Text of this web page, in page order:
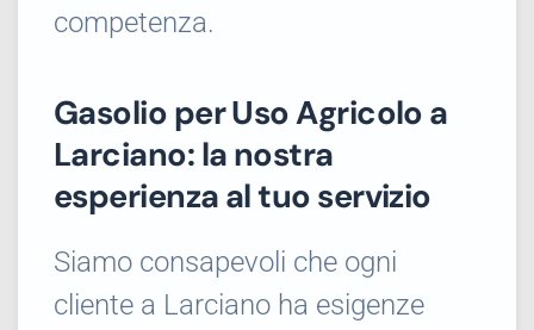
competenza.
Gasolio per Uso Agricolo a
Larciano: la nostra
esperienza al tuo servizio
Siamo consapevoli che ogni
cliente a Larciano ha esigenze